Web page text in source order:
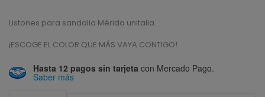
Listones para sandalia Mérida unitalla.
¡ESCOGE EL COLOR QUE MÁS VAYA CONTIGO!
Hasta 12 pagos sin tarjeta con Mercado Pago.
Saber más